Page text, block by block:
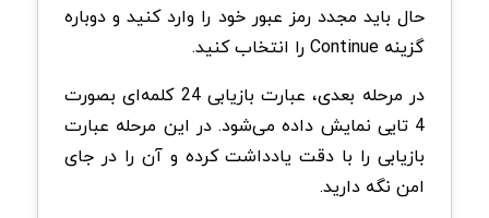
حال باید مجدد رمز عبور خود را وارد کنید و دوباره
گزینه Continue را انتخاب کنید.
در مرحله بعدی، عبارت بازیابی 24 کلمه‌ای بصورت
4 تایی نمایش داده می‌شود. در این مرحله عبارت
بازیابی را با دقت یادداشت کرده و آن را در جای
امن نگه دارید.